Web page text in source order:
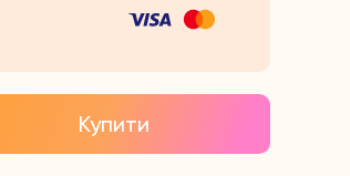
Купити